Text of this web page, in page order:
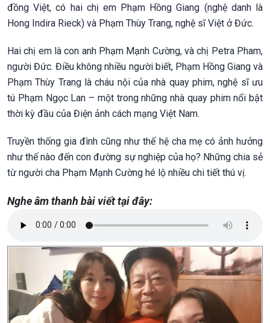
đồng Việt, có hai chị em Phạm Hồng Giang (nghệ danh là
Hong Indira Rieck) và Phạm Thùy Trang, nghệ sĩ Việt ở Đức.
Hai chị em là con anh Phạm Mạnh Cường, và chị Petra Pham,
người Đức. Điều không nhiều người biết, Phạm Hồng Giang và
Phạm Thùy Trang là cháu nội của nhà quay phim, nghệ sĩ ưu
tú Phạm Ngọc Lan – một trong những nhà quay phim nổi bật
thời kỳ đầu của Điện ảnh cách mạng Việt Nam.
Truyền thống gia đình cũng như thế hệ cha mẹ có ảnh hưởng
như thế nào đến con đường sự nghiệp của họ? Những chia sẻ
từ người cha Phạm Mạnh Cường hé lộ nhiều chi tiết thú vị.
Nghe âm thanh bài viết tại đây: